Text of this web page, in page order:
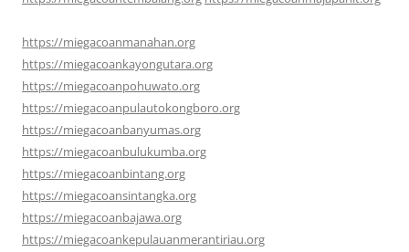
https://miegacoanmanahan.org
https://miegacoankayongutara.org
https://miegacoanpohuwato.org
https://miegacoanpulautokongboro.org
https://miegacoanbanyumas.org
https://miegacoanbulukumba.org
https://miegacoanbintang.org
https://miegacoansintangka.org
https://miegacoanbajawa.org
https://miegacoankepulauanmerantiriau.org